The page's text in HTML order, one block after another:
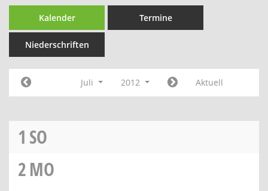
Kalender Termine
Niederschriften
Juli 2012 Aktuell
1 SO
2MO